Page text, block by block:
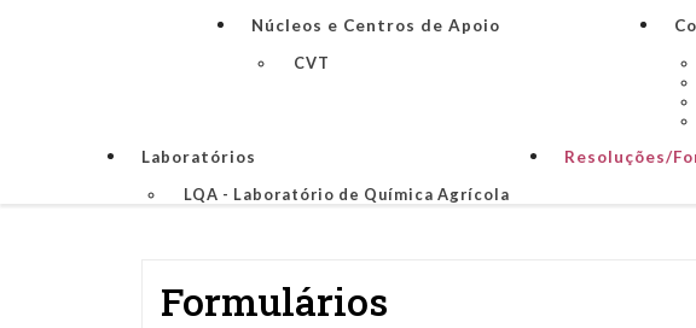
Núcleos e Centros de Apoio
CVT
Laboratórios
LQA - Laboratório de Química Agrícola
Resoluções/
Formulários